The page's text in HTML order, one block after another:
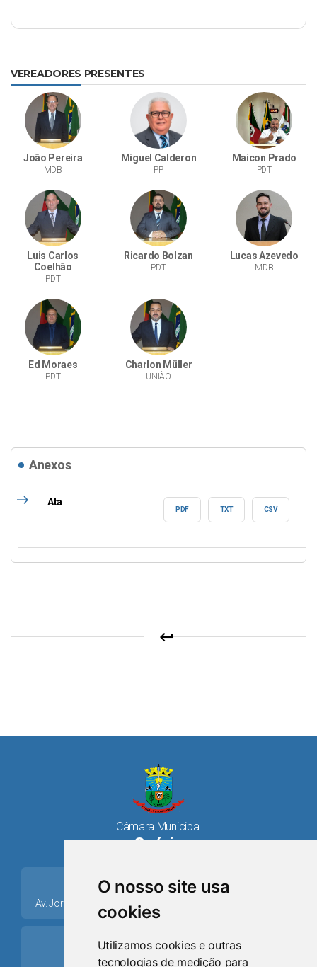
O nosso site usa
cookies
Utilizamos cookies e outras
tecnologias de medição para
VEREADORES PRESENTES
João Pereira
MDB
Miguel Calderon
PP
Maicon Prado
PDT
Luis Carlos
Coelhão
PDT
Ricardo Bolzan
PDT
Lucas Azevedo
MDB
Ed Moraes
PDT
Charlon Müller
UNIÃO
Anexos
east Ata
PDF TXT CSV
keyboard_return
Câmara Municipal
Osório
place
Av. Jorge Dariva, 1211, Centro CEP: 95520.000 - Osório/RS
ring_volume
Telefone